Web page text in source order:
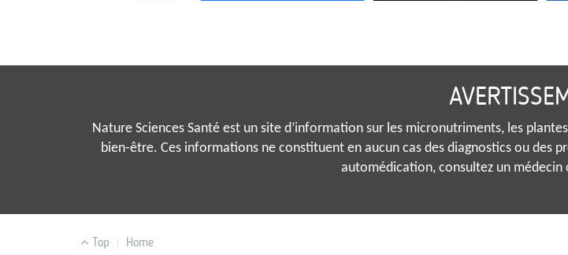
Nature Sciences Santé est un site d’information sur les micronutriments, les
bien-être. Ces informations ne constituent en aucun cas des diagnostics ou des
automédication, consultez un médecin
MENU
Top Home